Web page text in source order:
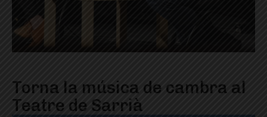
Torna la música de cambra al
Teatre de Sarrià